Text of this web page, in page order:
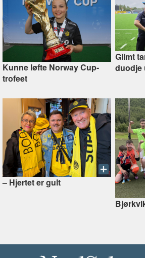
Kunne løfte Norway Cup-
trofeet
Glimt
duodje
–⁠ Hjertet er gult